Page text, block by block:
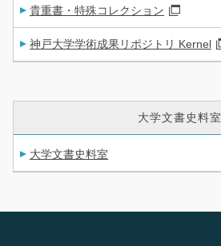
貴重書・特殊コレクション
神戸大学学術成果リポジトリ Kernel
大学文書史料室
大学文書史料室